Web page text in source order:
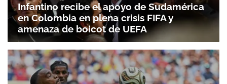
Infantino recibe el apoyo de Sudamérica
en Colombia en plena crisis FIFA y
amenaza de boicot de UEFA